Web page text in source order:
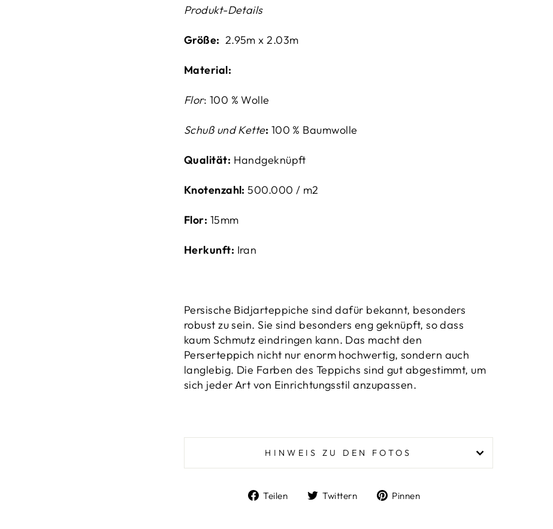
Produkt-Details
Größe: 2.95m x 2.03m
Material:
Flor: 100 % Wolle
Schuß und Kette: 100 % Baumwolle
Qualität: Handgeknüpft
Knotenzahl: 500.000 / m2
Flor: 15mm
Herkunft: Iran
Persische Bidjarteppiche sind dafür bekannt, besonders
robust zu sein. Sie sind besonders eng geknüpft, so dass
kaum Schmutz eindringen kann. Das macht den
Perserteppich nicht nur enorm hochwertig, sondern auch
langlebig. Die Farben des Teppichs sind gut abgestimmt, um
sich jeder Art von Einrichtungsstil anzupassen.
HINWEIS ZU DEN FOTOS
Teilen
Auf
Twittern
Auf
Pinnen